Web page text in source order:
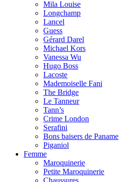
Mila Louise
Longchamp
Lancel
Guess
Gérard Darel
Michael Kors
Vanessa Wu
Hugo Boss
Lacoste
Mademoiselle Fani
The Bridge
Le Tanneur
Tann’s
Crime London
Serafini
Bons baisers de Paname
Piganiol
Femme
Maroquinerie
Petite Maroquinerie
Chaussures